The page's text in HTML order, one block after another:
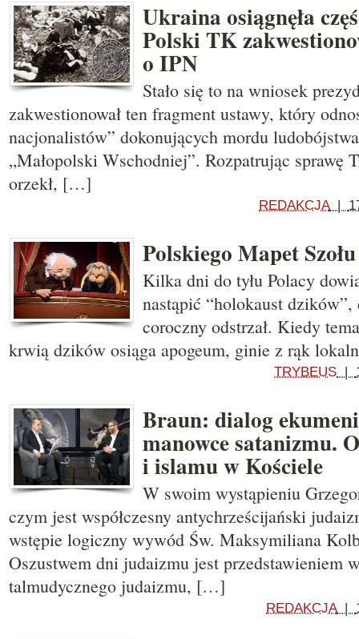
Ukraina osiągnęła
Polski TK
o IPN
Stało się to na wniosek
zakwestionował ten fragment ustawy, który
nacjonalistów” dokonujących mordu
„Małopolski Wschodniej”. Rozpatrując sprawę
orzekł, […]
REDAKCJA|
Polskiego Mapet
Kilka dni do tyłu Polacy
nastąpić “holokaust
coroczny odstrzał. Kiedy
krwią dzików osiąga apogeum, ginie z rąk
TRYBEUS |
Braun: dialog
manowce satanizmu.
i islamu w Kościele
W swoim wystąpieniu
czym jest współczesny antychrześcijański
wstępie logiczny wywód Św. Maksymiliana
Oszustwem dni judaizmu jest przedstawieniem
talmudycznego judaizmu, […]
REDAKCJA|